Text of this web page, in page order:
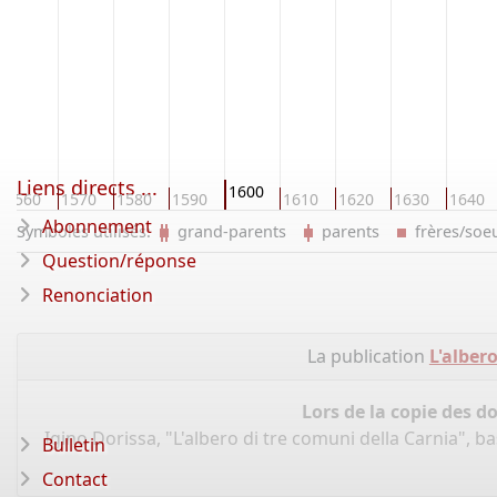
1560 1570 1580 1590 1600 1610 1620 1630 1640
Symboles utilisés: grand-parents parents frères/
La publication
Lors de la copie des
Igino Dorissa, "L'albero di tre comuni della Carnia",
Liens directs ...
Abonnement
Question/réponse
Renonciation
Bulletin
Contact